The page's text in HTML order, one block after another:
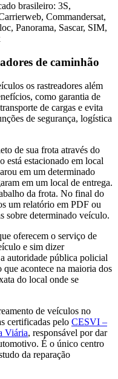
brasileiro: 3S,
Commandersat,
Panorama, Sascar, SIM,
de caminhão
os rastreadores além
como garantia de
de cargas e evita
de segurança, logística
de sua frota através do
está estacionado em local
em um determinado
em um local de entrega.
da frota. No final do
um relatório em PDF ou
sobre determinado veículo.
oferecem o serviço de
e sim dizer
autoridade pública policial
acontece na maioria dos
do local onde se
de veículos no
certificadas pelo CESVI –
Viária, responsável por dar
É o único centro
da reparação